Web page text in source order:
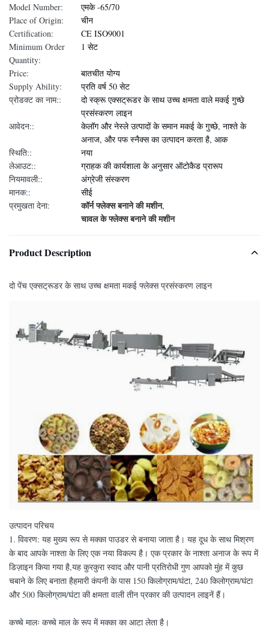
Model Number:
एमके -65/70
Place of Origin:
चीन
Certification:
CE ISO9001
Minimum Order
Quantity:
1 सेट
Price:
बातचीत योग्य
Supply Ability:
प्रति वर्ष 50 सेट
प्रोडक्ट का नाम::
दो स्क्रू एक्सट्रूडर के साथ उच्च क्षमता वाले मकई गुच्छे
प्रसंस्करण लाइन
आवेदन::
केलॉग और नेस्ले उत्पादों के समान मकई के गुच्छे, नाश्ते के
अनाज, और पफ स्नैक्स का उत्पादन करता है, आक
स्थिति::
नया
लेआउट::
ग्राहक की कार्यशाला के अनुसार ऑटोकैड प्रारूप
नियमावली::
अंग्रेजी संस्करण
मानक::
सीई
प्रमुखता देना:
कॉर्न फ्लेक्स बनाने की मशीन,
चावल के फ्लेक्स बनाने की मशीन
Product Description
दो पेंच एक्सट्रूडर के साथ उच्च क्षमता मकई फ्लेक्स प्रसंस्करण लाइन
उत्पादन परिचय
1. विवरण: यह मुख्य रूप से मक्का पाउडर से बनाया जाता है। यह दूध के साथ मिश्रण
के बाद आपके नाश्ता के लिए एक नया विकल्प है। एक प्रकार के नाश्ता अनाज के रूप में
डिज़ाइन किया गया है,यह कुरकुरा स्वाद और पानी प्रतिरोधी गुण आपको मुंह में कुछ
चबाने के लिए बनाता हैहमारी कंपनी के पास 150 किलोग्राम/घंटा, 240 किलोग्राम/घंटा
और 500 किलोग्राम/घंटा की क्षमता वाली तीन प्रकार की उत्पादन लाइनें हैं।
कच्चे मालः कच्चे माल के रूप में मक्का का आटा लेता है।